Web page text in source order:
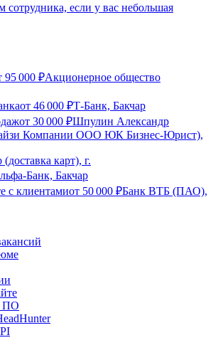
сотрудника, если у вас небольшая
95 000 ₽Акционерное общество
от 46 000 ₽Т-Банк, Бакчар
от 30 000 ₽Шпулин Александр
Компании ООО ЮК Бизнес-Юрист),
карт), г.
Банк, Бакчар
с клиентамиот 50 000 ₽Банк ВТБ (ПАО),
ПО